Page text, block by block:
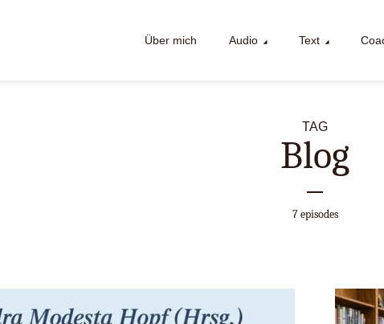
Über mich Audio Text
TAG
Blog
7 episodes